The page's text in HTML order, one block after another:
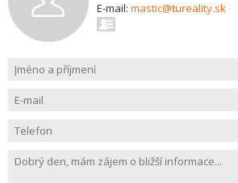
E-mail: mastic@tureality.sk